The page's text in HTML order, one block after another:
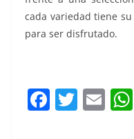
cada variedad tiene
para ser disfrutado.
F T E